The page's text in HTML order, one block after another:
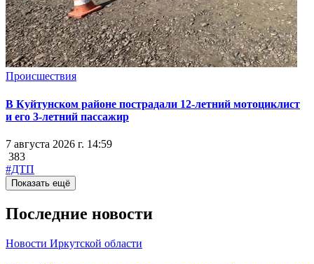
Происшествия
В Куйтунском районе пострадали 12-летний мотоциклист
и его 3-летний пассажир
7 августа 2026 г. 14:59
383
#ДТП
Показать ещё
Последние новости
Новости Иркутской области